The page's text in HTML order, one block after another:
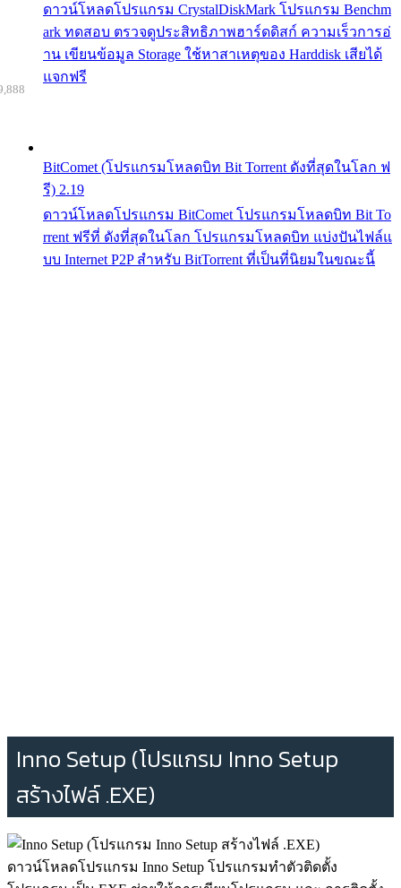
ดาวน์โหลดโปรแกรม CrystalDiskMark โปรแกรม Benchm
ark ทดสอบ ตรวจดูประสิทธิภาพฮาร์ดดิสก์ ความเร็วการอ่
าน เขียนข้อมูล Storage ใช้หาสาเหตุของ Harddisk เสียได้
แจกฟรี
BitComet (โปรแกรมโหลดบิท Bit Torrent ดังที่สุดในโลก ฟ
รี) 2.19
ดาวน์โหลดโปรแกรม BitComet โปรแกรมโหลดบิท Bit To
rrent ฟรีที่ ดังที่สุดในโลก โปรแกรมโหลดบิท แบ่งปันไฟล์แ
บบ Internet P2P สำหรับ BitTorrent ที่เป็นที่นิยมในขณะนี้
Inno Setup (โปรแกรม Inno Setup
สร้างไฟล์ .EXE)
ดาวน์โหลดโปรแกรม Inno Setup โปรแกรมทำตัวติดตั้ง